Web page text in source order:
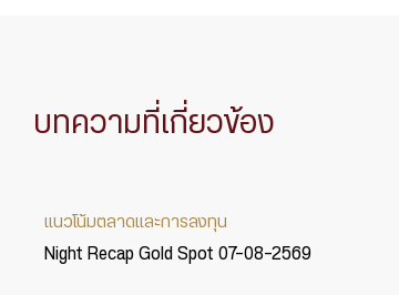
บทความที่เกี่ยวข้อง
แนวโน้มตลาดและการลงทุน
Night Recap Gold Spot 07-08-2569